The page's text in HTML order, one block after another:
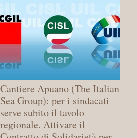
Cantiere Apuano (The Italian
Sea Group): per i sindacati
serve subito il tavolo
regionale. Attivare il